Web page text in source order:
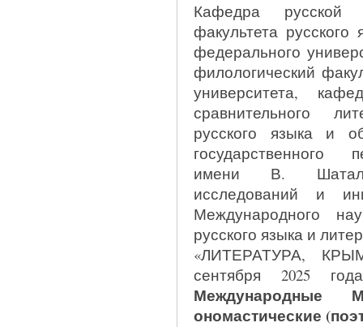
Кафедра русской
факультета
федерального
филологический
университета,
сравнительного
русского языка и
государственного
имени В.
исследований и
Международного
русского языка и
«ЛИТЕРАТУРА,
сентября 2025
Международные
ономастические